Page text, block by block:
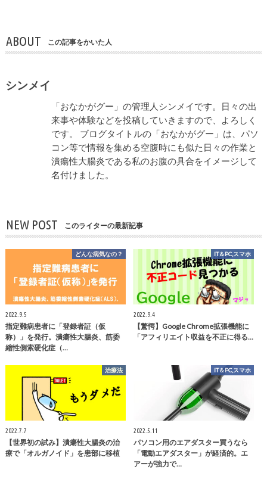
ABOUT この記事をかいた人
シンメイ
「おなかがグー」の管理人シンメイです。日々の出
来事や体験などを投稿していきますので、よろしく
です。 ブログタイトルの「おなかがグー」は、パソ
コン等で情報を集める空腹時にも似た日々の作業と
潰瘍性大腸炎である私のお腹の具合をイメージして
名付けました。
NEW POST このライターの最新記事
どんな病気なの？
2022.9.5
指定難病患者に「登録者証（仮
称）」を発行。潰瘍性大腸炎、筋委
縮性側索硬化症（…
IT＆PC,スマホ
2022.9.4
【驚愕】Google Chrome拡張機能に
「アフィリエイト収益を不正に得る…
治療法
2022.7.7
【世界初の試み】潰瘍性大腸炎の治
療で「オルガノイド」を患部に移植
IT＆PC,スマホ
2022.5.11
パソコン用のエアダスター買うなら
「電動エアダスター」が経済的。エ
アーが強力で…